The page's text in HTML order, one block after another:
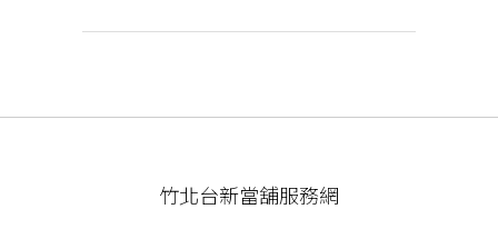
竹北台新當舖服務網